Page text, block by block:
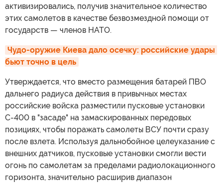
активизировались, получив значительное количество
этих самолетов в качестве безвозмездной помощи от
государств — членов НАТО.
Чудо-оружие Киева дало осечку: российские удары
бьют точно в цель
Утверждается, что вместо размещения батарей ПВО
дальнего радиуса действия в привычных местах
российские войска разместили пусковые установки
С-400 в "засаде" на замаскированных передовых
позициях, чтобы поражать самолеты ВСУ почти сразу
после взлета. Используя дальнобойное целеуказание с
внешних датчиков, пусковые установки смогли вести
огонь по самолетам за пределами радиолокационного
горизонта, значительно расширив диапазон